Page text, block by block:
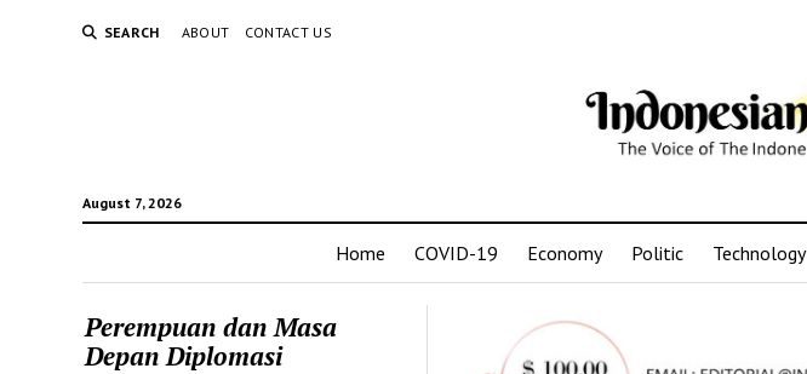
SEARCH ABOUT CONTACT US
August 7, 2026
Home COVID-19 Economy Politic Technology
Perempuan dan Masa
Depan Diplomasi